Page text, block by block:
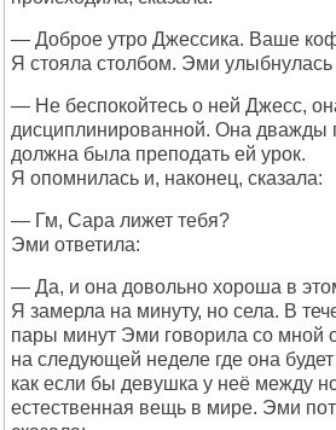
— Доброе утро Джессика. Ваше
Я стояла столбом. Эми улыбнулась
— Не беспокойтесь о ней Джесс,
дисциплинированной. Она дважды
должна была преподать ей урок.
Я опомнилась и, наконец, сказала:
— Гм, Сара лижет тебя?
Эми ответила:
— Да, и она довольно хороша в
Я замерла на минуту, но села. В
пары минут Эми говорила со мной
на следующей неделе где она
как если бы девушка у неё между
естественная вещь в мире. Эми